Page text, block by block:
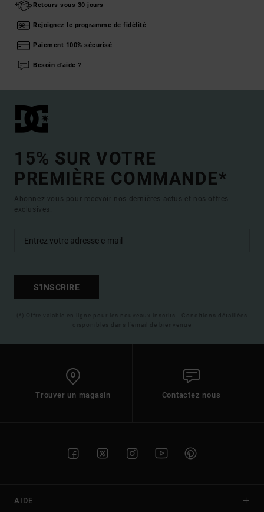
Retours sous 30 jours
Rejoignez le programme de fidélité
Paiement 100% sécurisé
Besoin d'aide ?
15% SUR VOTRE
PREMIÈRE COMMANDE*
Abonnez-vous pour recevoir nos dernières actus et nos offres
exclusives.
S'INSCRIRE
(*) Offre valable en ligne pour les nouveaux inscrits - Conditions détaillées
disponibles dans l'email de bienvenue
Trouver un magasin Contactez nous
AIDE